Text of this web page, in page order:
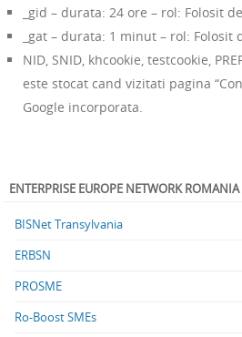
_gid – durata: 24 ore – rol: Folosit
_gat – durata: 1 minut – rol: Folosit
NID, SNID, khcookie, testcookie,
este stocat cand vizitati pagina
Google incorporata.
ENTERPRISE EUROPE NETWORK ROMANIA
BISNet Transylvania
ERBSN
PROSME
Ro-Boost SMEs